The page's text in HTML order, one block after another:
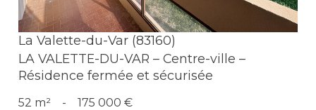
La Valette-du-Var (83160)
LA VALETTE-DU-VAR – Centre-ville –
Résidence fermée et sécurisée
52 m² - 175 000 €